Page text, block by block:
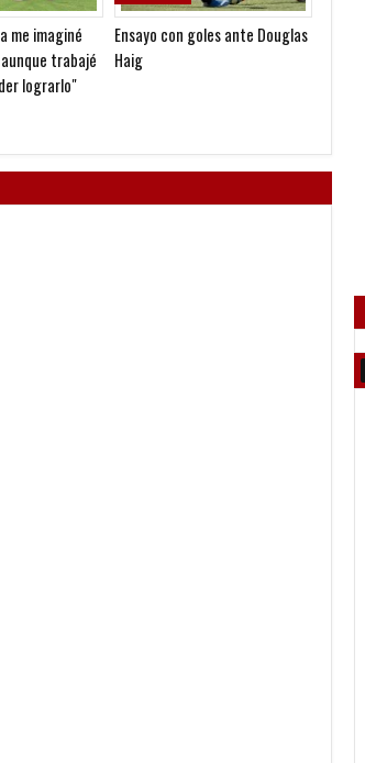
me imaginé
trabajé
lograrlo"
Ensayo con goles ante Douglas
Haig